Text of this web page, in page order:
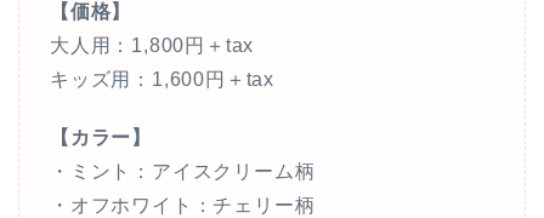
【価格】
大人用：1,800円＋tax
キッズ用：1,600円＋tax
【カラー】
・ミント：アイスクリーム柄
・オフホワイト：チェリー柄